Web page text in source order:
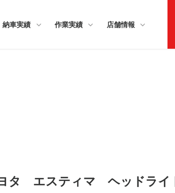
納車実績 作業実績 店舗情報
タ エスティマ ヘッドライ